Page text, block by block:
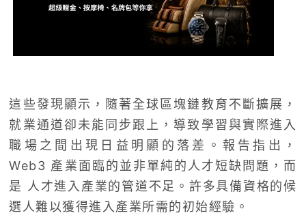
這些發現顯示，隨著全球區塊鏈教育不斷擴展，
就業通道卻未能同步跟上，導致學習與實際進入
職場之間出現日益明顯的落差。報告指出，
Web3 產業面臨的並非單純的人才短缺問題，而
是 人才進入產業的管道不足。許多具備資格的候
選人難以獲得進入產業所需的初始經驗。